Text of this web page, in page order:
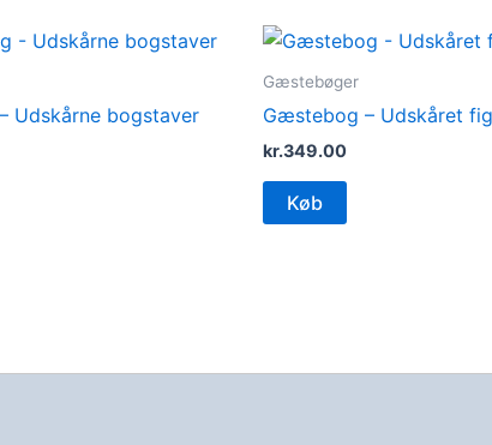
Udskårne bogstaver
Gæstebøger
Gæstebog – Udskåret
kr.349.00
Køb